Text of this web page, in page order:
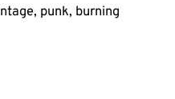
punk, burning